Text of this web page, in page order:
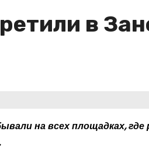
в
на всех площадках, где